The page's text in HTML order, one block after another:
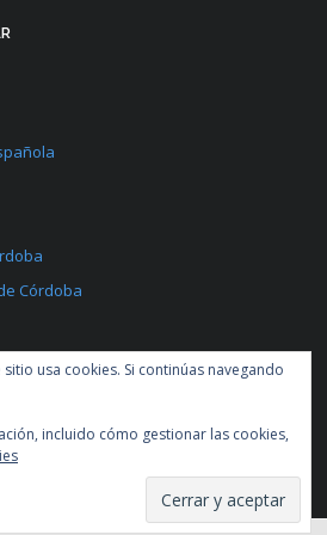
Córdoba
Up Themes Ltd. Creado conWordPress.
usa cookies. Si continúas navegando
incluido cómo gestionar las cookies,